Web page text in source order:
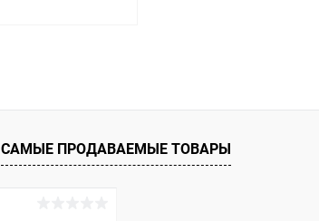
Сравнение
Под заказ
САМЫЕ ПРОДАВАЕМЫЕ ТОВАРЫ